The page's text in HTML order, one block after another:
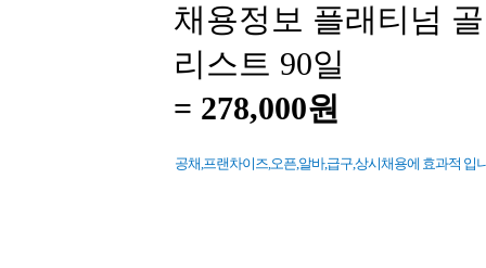
채용정보 플래티넘
리스트 90일
= 278,000원
공채,프랜차이즈,오픈,알바,급구,상시채용에 효과적 입